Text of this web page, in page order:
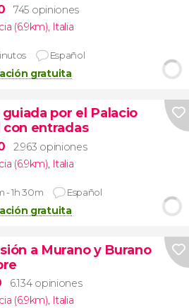
745 opiniones
(6.9km), Italia
Español
gratuita
por el Palacio
con entradas
2.963 opiniones
(6.9km), Italia
- 1h 30m Español
gratuita
a Murano y Burano
6.134 opiniones
(6.9km), Italia